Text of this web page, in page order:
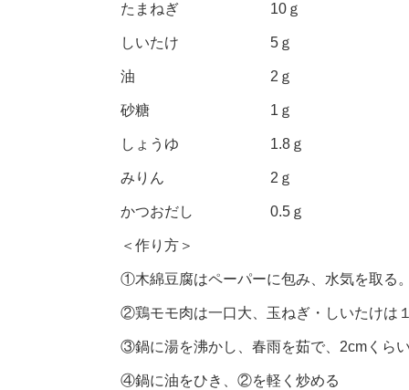
たまねぎ 10ｇ
しいたけ 5ｇ
油 2ｇ
砂糖 1ｇ
しょうゆ 1.8ｇ
みりん 2ｇ
かつおだし 0.5ｇ
＜作り方＞
①木綿豆腐はペーパーに包み、水気を取る。
②鶏モモ肉は一口大、玉ねぎ・しいたけは
③鍋に湯を沸かし、春雨を茹で、2cmくらい
④鍋に油をひき、②を軽く炒める